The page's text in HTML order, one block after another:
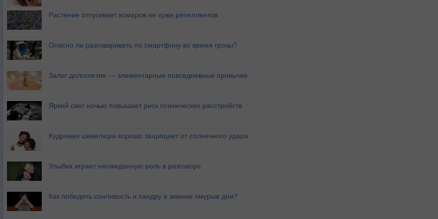
Растение отпугивает комаров не хуже репеллентов
Опасно ли разговаривать по смартфону во время грозы?
Залог долголетия — элементарные повседневные привычки
Яркий свет ночью повышает риск психических расстройств
Кудрявая шевелюра хорошо защищает от солнечного удара
Улыбка играет неожиданную роль в разговоре
Как победить сонливость и хандру в зимние хмурые дни?